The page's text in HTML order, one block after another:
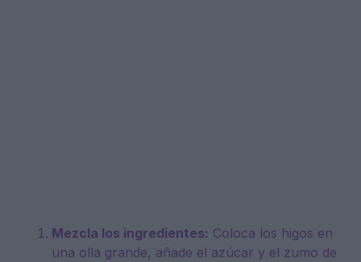
Mezcla los ingredientes: Coloca los higos en
una olla grande, añade el azúcar y el zumo de